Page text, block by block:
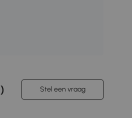
) Stel een vraag